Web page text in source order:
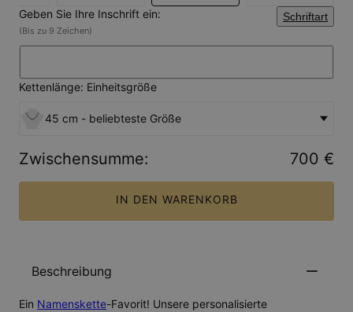
Geben Sie Ihre Inschrift ein:
Schriftart
(Bis zu 9 Zeichen)
Kettenlänge: Einheitsgröße
45 cm - beliebteste Größe
Zwischensumme: 700 €
IN DEN WARENKORB
Beschreibung
Ein Namenskette-Favorit! Unsere personalisierte